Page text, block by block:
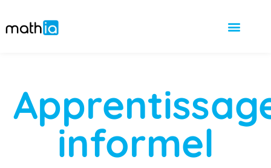
informel